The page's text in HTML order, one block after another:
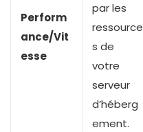
Perform
ance/Vit
esse
par les
ressource
s de
votre
serveur
d’héberg
ement.